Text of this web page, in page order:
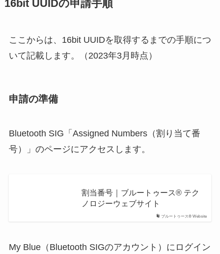
16bit UUIDの申請手順
ここからは、16bit UUIDを取得するまでの手順につ
いて記載します。（2023年3月時点）
申請の準備
Bluetooth SIG「Assigned Numbers（割り当て番
号）」のページにアクセスします。
ブルートゥース® Website
割当番号｜ブルートゥース® テク
ノロジーウェブサイト
My Blue（Bluetooth SIGのアカウント）にログイン